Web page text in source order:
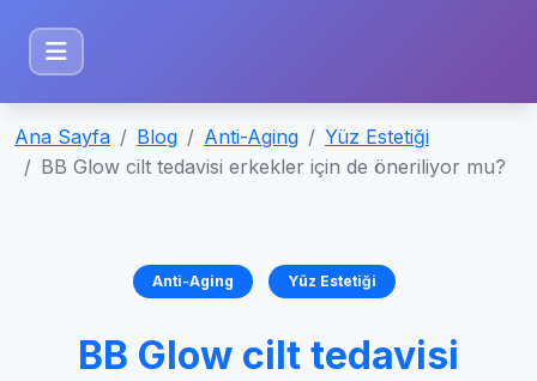
Ana Sayfa Blog Anti-Aging
Yüz Estetiği
BB Glow cilt tedavisi erkekler için de öneriliyor mu?
Anti-Aging Yüz Estetiği
BB Glow cilt tedavisi